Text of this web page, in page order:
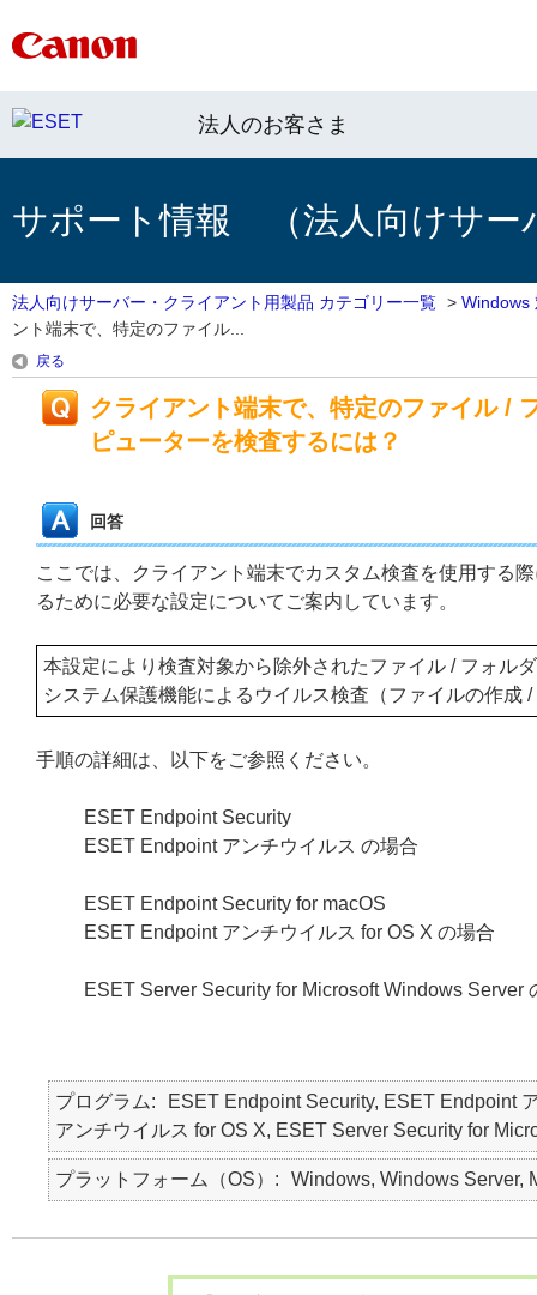
法人のお客さま
サポート情報 （法人向けサー
法人向けサーバー・クライアント用製品 カテゴリー一覧 > Windows
ント端末で、特定のファイル...
戻る
クライアント端末で、特定のファイル /
ピューターを検査するには？
回答
ここでは、クライアント端末でカスタム検査を使用する
るために必要な設定についてご案内しています。
本設定により検査対象から除外されたファイル / フォル
システム保護機能によるウイルス検査（ファイルの作
手順の詳細は、以下をご参照ください。
ESET Endpoint Security
ESET Endpoint アンチウイルス の場合
ESET Endpoint Security for macOS
ESET Endpoint アンチウイルス for OS X の場合
ESET Server Security for Microsoft Windows Server
プログラム
ESET Endpoint Security, ESET Endpoint
アンチウイルス for OS X, ESET Server Security for
プラットフォーム（OS） Windows, Windows Server,